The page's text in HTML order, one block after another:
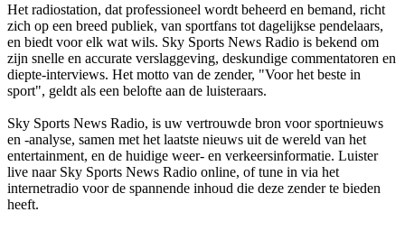
Het radiostation, dat professioneel wordt beheerd en bemand, richt
zich op een breed publiek, van sportfans tot dagelijkse pendelaars,
en biedt voor elk wat wils. Sky Sports News Radio is bekend om
zijn snelle en accurate verslaggeving, deskundige commentatoren en
diepte-interviews. Het motto van de zender, "Voor het beste in
sport", geldt als een belofte aan de luisteraars.
Sky Sports News Radio, is uw vertrouwde bron voor sportnieuws
en -analyse, samen met het laatste nieuws uit de wereld van het
entertainment, en de huidige weer- en verkeersinformatie. Luister
live naar Sky Sports News Radio online, of tune in via het
internetradio voor de spannende inhoud die deze zender te bieden
heeft.